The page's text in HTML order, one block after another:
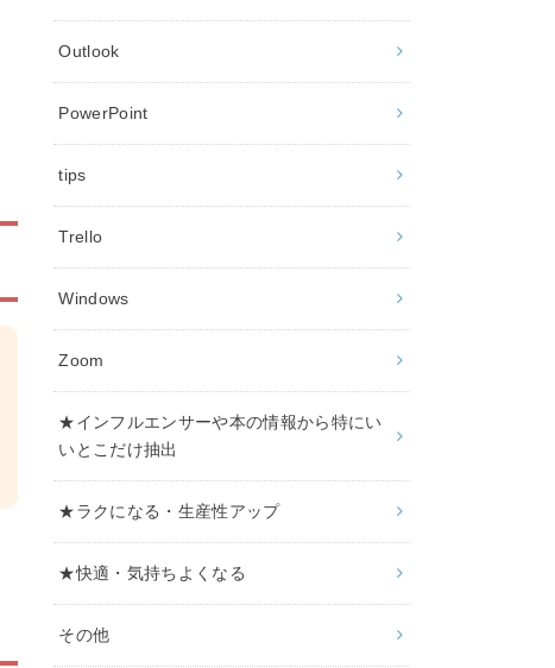
Outlook
PowerPoint
tips
Trello
Windows
Zoom
★インフルエンサーや本の情報から特にい
いとこだけ抽出
★ラクになる・生産性アップ
★快適・気持ちよくなる
その他